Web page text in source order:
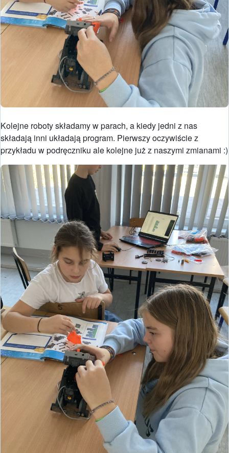
Kolejne roboty składamy w parach, a kiedy jedni z nas
składają inni układają program. Pierwszy oczywiście z
przykładu w podręczniku ale kolejne już z naszymi zmianami :)